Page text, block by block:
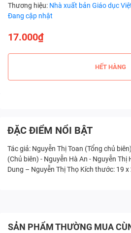
Thương hiệu: Nhà xuất bản Giáo dục
Đang cập nhật
17.000₫
HẾT HÀNG
ĐẶC ĐIỂM NỔI BẬT
Tác giả: Nguyễn Thị Toan (Tổng chủ
(Chủ biên) - Nguyễn Hà An - Nguyễn
Dung – Nguyễn Thị Thọ Kích thước: 19
SẢN PHẨM THƯỜNG MUA